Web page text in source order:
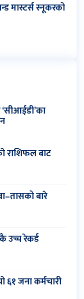
मास्टर्स स्नूकरको
राशिफल बाट
बारे
रेकर्ड
६१ जना कर्मचारी